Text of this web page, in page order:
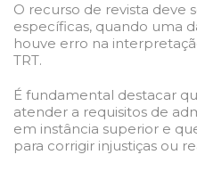
O recurso de revista deve
específicas, quando uma
houve erro na
TRT.
É fundamental destacar
atender a requisitos de
em instância superior e
para corrigir injustiças ou